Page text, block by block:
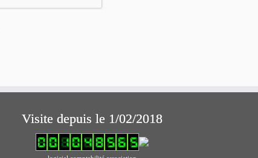
Visite depuis le 1/02/2018